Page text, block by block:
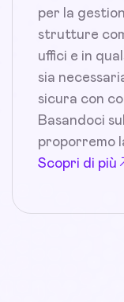
per la
strutture
uffici e in
sia
sicura con
Basandoci
proporremo
Scopri di più